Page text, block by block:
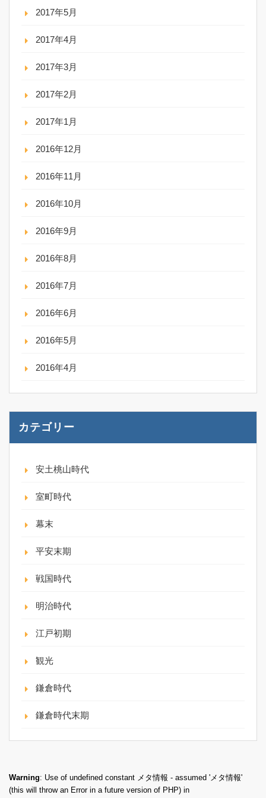
2017年5月
2017年4月
2017年3月
2017年2月
2017年1月
2016年12月
2016年11月
2016年10月
2016年9月
2016年8月
2016年7月
2016年6月
2016年5月
2016年4月
カテゴリー
安土桃山時代
室町時代
幕末
平安末期
戦国時代
明治時代
江戸初期
観光
鎌倉時代
鎌倉時代末期
Warning: Use of undefined constant メタ情報 - assumed 'メタ情報'
(this will throw an Error in a future version of PHP) in